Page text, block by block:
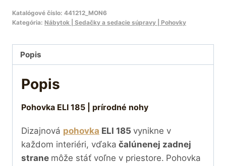
Katalógové číslo: 441212_MON6
Kategória: Nábytok | Sedačky a sedacie súpravy | Pohovky
Popis
Popis
Pohovka ELI 185 | prírodné nohy
Dizajnová pohovka ELI 185 vynikne v
každom interiéri, vďaka čalúnenej zadnej
strane môže stáť voľne v priestore. Pohovka